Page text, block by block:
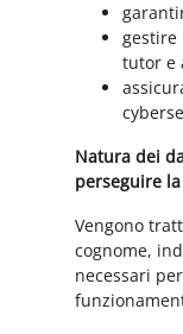
gestire
tutor e
Natura dei
perseguire
Vengono
cognome,
necessari